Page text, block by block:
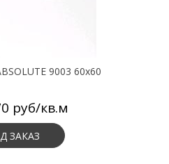
9003 60х60
руб/кв.м
ЗАКАЗ